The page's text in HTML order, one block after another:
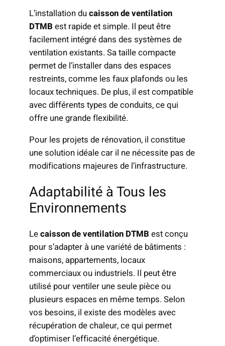
L’installation ducaisson de ventilation
DTMB est rapide et simple. Il peut être
facilement intégré dans des systèmes de
ventilation existants. Sa taille compacte
permet de l’installer dans des espaces
restreints, comme les faux plafonds ou les
locaux techniques. De plus, il est compatible
avec différents types de conduits, ce qui
offre une grande flexibilité.
Pour les projets de rénovation, il constitue
une solution idéale car il ne nécessite pas de
modifications majeures de l’infrastructure.
Adaptabilité à Tous les
Environnements
Lecaisson de ventilation DTMB est conçu
pour s’adapter à une variété de bâtiments :
maisons, appartements, locaux
commerciaux ou industriels. Il peut être
utilisé pour ventiler une seule pièce ou
plusieurs espaces en même temps. Selon
vos besoins, il existe des modèles avec
récupération de chaleur, ce qui permet
d’optimiser l’efficacité énergétique.